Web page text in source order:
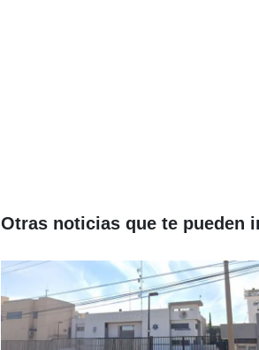
Otras noticias que te pueden